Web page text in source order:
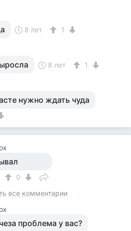
8 лет 1
8 лет 1
нужно ждать чуда
0
все комментарии
проблема у вас?